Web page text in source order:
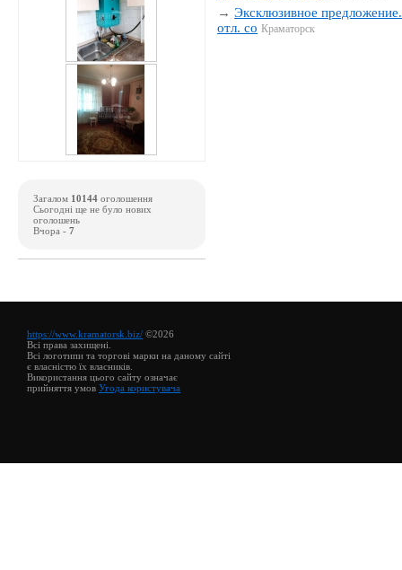
→Эксклюзивное
отл. со Краматорск
Загалом 10144 оголошення
Сьогодні ще не було нових
оголошень
Вчора - 7
https://www.kramatorsk.biz/ ©2026
Всі права захищені.
Всі логотипи та торгові марки на даному сайті
є власністю їх власників.
Використання цього сайту означає
прийняття умов Угода користувача